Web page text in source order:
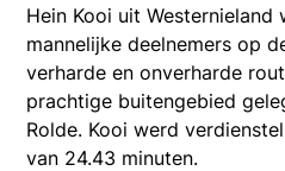
Hein Kooi uit Westernieland
mannelijke deelnemers op
verharde en onverharde
prachtige buitengebied
Rolde. Kooi werd
van 24.43 minuten.